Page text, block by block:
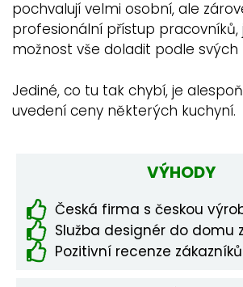
pochvalují velmi osobní, ale
profesionální přístup pracovníků,
možnost vše doladit podle svých
Jediné, co tu tak chybí, je
uvedení ceny některých kuchyní.
VÝHODY
Česká firma s českou
Služba designér do domu
Pozitivní recenze zákazníků